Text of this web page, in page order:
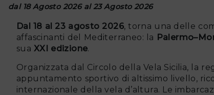
dal 18 Agosto 2026 al 23 Agosto 2026
Dal 18 al 23 agosto 2026, torna una delle
affascinanti del Mediterraneo: la
suaXXI edizione.
Organizzata dal Circolo della Vela Sicilia, la
appuntamento sportivo di altissimo livello,
internazionale della vela d’altura. Le